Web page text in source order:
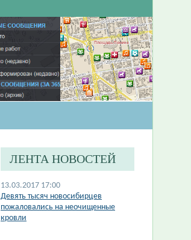
ЛЕНТА НОВОСТЕЙ
13.03.2017 17:00
Девять тысяч новосибирцев
пожаловались на неочищенные
кровли